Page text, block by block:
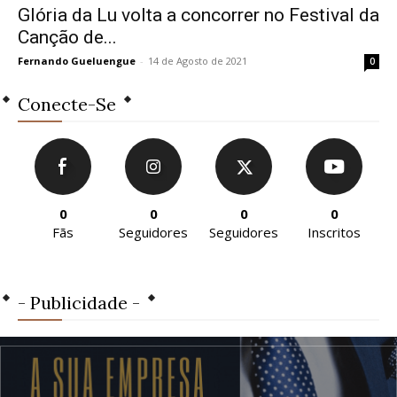
Glória da Lu volta a concorrer no Festival da
Canção de...
Fernando Gueluengue - 14 de Agosto de 2021 0
Conecte-Se
0
Fãs
0
Seguidores
0
Seguidores
0
Inscritos
- Publicidade -